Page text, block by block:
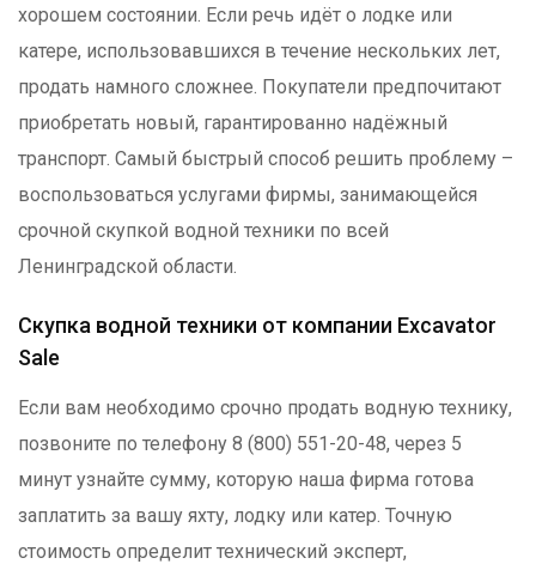
хорошем состоянии. Если речь идёт о лодке или
катере, использовавшихся в течение нескольких лет,
продать намного сложнее. Покупатели предпочитают
приобретать новый, гарантированно надёжный
транспорт. Самый быстрый способ решить проблему –
воспользоваться услугами фирмы, занимающейся
срочной скупкой водной техники по всей
Ленинградской области.
Скупка водной техники от компании Excavator
Sale
Если вам необходимо срочно продать водную технику,
позвоните по телефону 8 (800) 551-20-48, через 5
минут узнайте сумму, которую наша фирма готова
заплатить за вашу яхту, лодку или катер. Точную
стоимость определит технический эксперт,